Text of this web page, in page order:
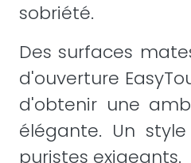
sobriété.
Des surfaces
d'ouverture
d'obtenir une
élégante. Un
puristes exigeants.